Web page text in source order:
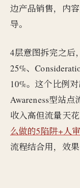
边产品销售，内
导。
4层意图拆完之后
25%、
10%。这个比例
Awareness型站
收入高但流量天花
么做的5陷阱+人
流程结合用，效果